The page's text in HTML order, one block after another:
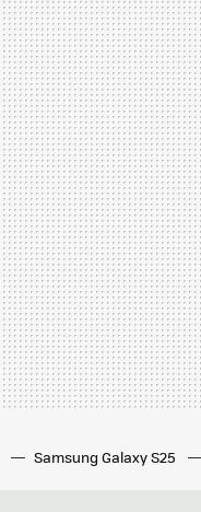
Samsung Galaxy S25